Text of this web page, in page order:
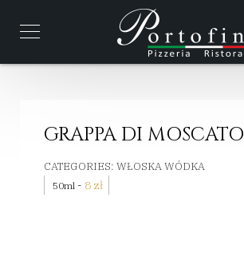
GRAPPA DI MOSCATO
CATEGORIES: WŁOSKA WÓDKA
50ml - 8 zł